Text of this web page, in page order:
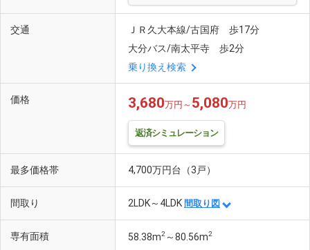
交通
ＪＲ久大本線/古国府 歩17分
大分バス/南太平寺 歩2分
乗り換え検索
価格 3,680万円～ 5,080万円
返済シミュレーション
最多価格帯 4,700万円台（3戸）
間取り 2LDK～4LDK 間取り図
専有面積 58.38m2 ～80.56m2